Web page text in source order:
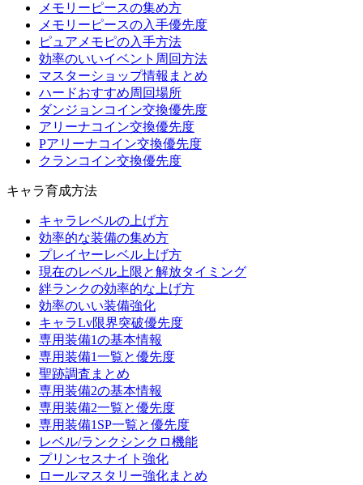
メモリーピースの集め方
メモリーピースの入手優先度
ピュアメモピの入手方法
効率のいいイベント周回方法
マスターショップ情報まとめ
ハードおすすめ周回場所
ダンジョンコイン交換優先度
アリーナコイン交換優先度
Pアリーナコイン交換優先度
クランコイン交換優先度
キャラ育成方法
キャラレベルの上げ方
効率的な装備の集め方
プレイヤーレベル上げ方
現在のレベル上限と解放タイミング
絆ランクの効率的な上げ方
効率のいい装備強化
キャラLv限界突破優先度
専用装備1の基本情報
専用装備1一覧と優先度
聖跡調査まとめ
専用装備2の基本情報
専用装備2一覧と優先度
専用装備1SP一覧と優先度
レベル/ランクシンクロ機能
プリンセスナイト強化
ロールマスタリー強化まとめ